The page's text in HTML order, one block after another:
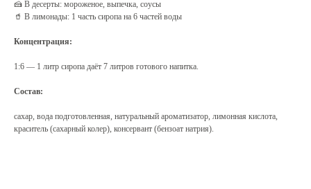
🍰 В десерты: мороженое, выпечка, соусы
🥤 В лимонады: 1 часть сиропа на 6 частей воды
Концентрация:
1:6 — 1 литр сиропа даёт 7 литров готового напитка.
Состав:
сахар, вода подготовленная, натуральный ароматизатор, лимонная кислота,
краситель (сахарный колер), консервант (бензоат натрия).